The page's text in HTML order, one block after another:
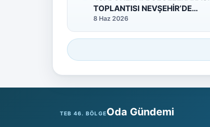
TOPLANTISI NEVŞEHİR’DE
GERÇEKLEŞTİRİLİYOR
8 Haz 2026
TEB 46. BÖLGEOda Gündemi